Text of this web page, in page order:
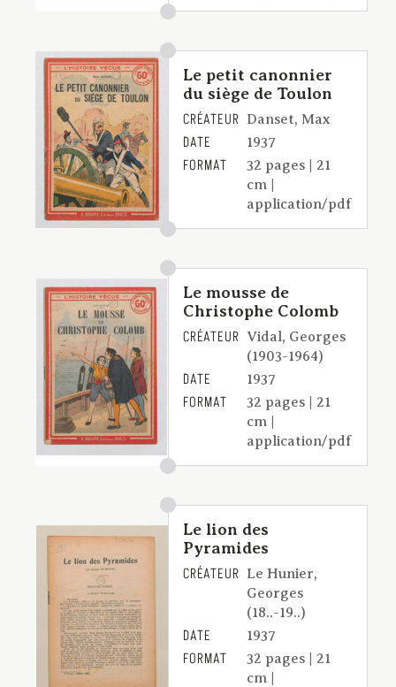
Le petit canonnier
du siège de Toulon
CRÉATEUR Danset, Max
DATE 1937
FORMAT
32 pages | 21
cm |
application/pdf
Le mousse de
Christophe Colomb
CRÉATEUR Vidal, Georges
(1903-1964)
DATE 1937
FORMAT
32 pages | 21
cm |
application/pdf
Le lion des
Pyramides
CRÉATEUR Le Hunier,
Georges
(18..-19..)
DATE 1937
FORMAT
32 pages | 21
cm |